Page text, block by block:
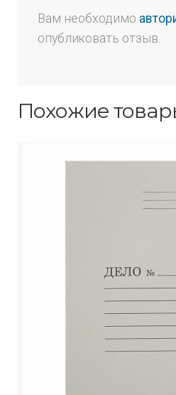
Вам необходимо
опубликовать отзыв.
Похожие